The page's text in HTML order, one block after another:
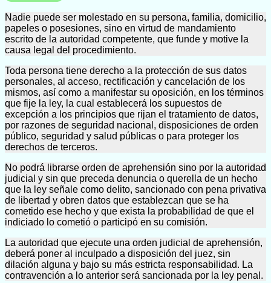
Nadie puede ser molestado en su persona, familia, domicilio,
papeles o posesiones, sino en virtud de mandamiento
escrito de la autoridad competente, que funde y motive la
causa legal del procedimiento.
Toda persona tiene derecho a la protección de sus datos
personales, al acceso, rectificación y cancelación de los
mismos, así como a manifestar su oposición, en los términos
que fije la ley, la cual establecerá los supuestos de
excepción a los principios que rijan el tratamiento de datos,
por razones de seguridad nacional, disposiciones de orden
público, seguridad y salud públicas o para proteger los
derechos de terceros.
No podrá librarse orden de aprehensión sino por la autoridad
judicial y sin que preceda denuncia o querella de un hecho
que la ley señale como delito, sancionado con pena privativa
de libertad y obren datos que establezcan que se ha
cometido ese hecho y que exista la probabilidad de que el
indiciado lo cometió o participó en su comisión.
La autoridad que ejecute una orden judicial de aprehensión,
deberá poner al inculpado a disposición del juez, sin
dilación alguna y bajo su más estricta responsabilidad. La
contravención a lo anterior será sancionada por la ley penal.